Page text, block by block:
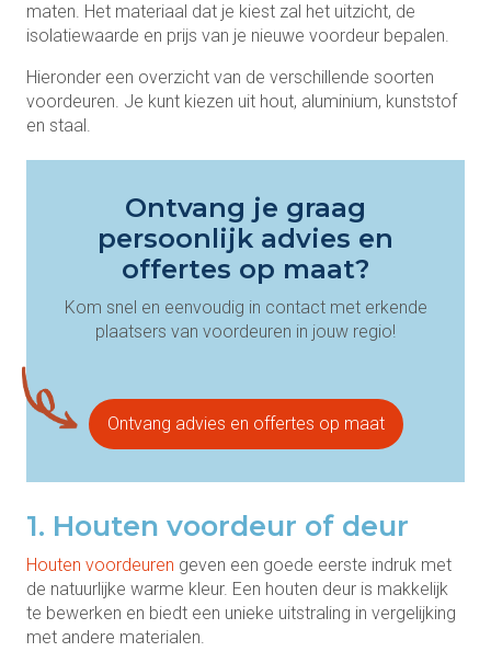
maten. Het materiaal dat je kiest zal het uitzicht, de
isolatiewaarde en prijs van je nieuwe voordeur bepalen.
Hieronder een overzicht van de verschillende soorten
voordeuren. Je kunt kiezen uit hout, aluminium, kunststof
en staal.
Ontvang je graag
persoonlijk advies en
offertes op maat?
Kom snel en eenvoudig in contact met erkende
plaatsers van voordeuren in jouw regio!
Ontvang advies en offertes op maat
1. Houten voordeur of deur
Houten voordeuren geven een goede eerste indruk met
de natuurlijke warme kleur. Een houten deur is makkelijk
te bewerken en biedt een unieke uitstraling in vergelijking
met andere materialen.